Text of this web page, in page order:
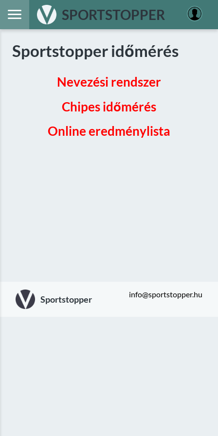
SPORTSTOPPER
Sportstopper időmérés
Nevezési rendszer
Chipes időmérés
Online eredménylista
Sportstopper info@sportstopper.hu